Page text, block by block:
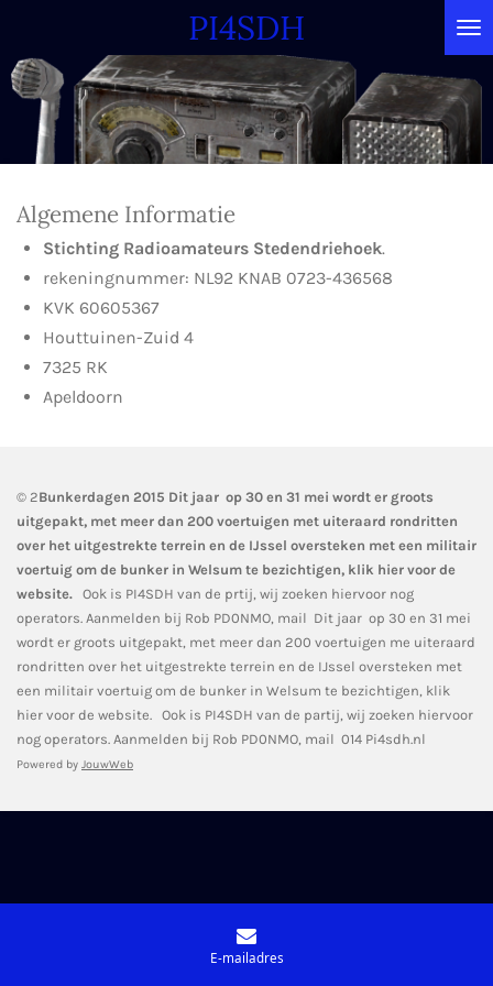
direct
naar
hoofdinhoud
PI4SDH
Algemene Informatie
Stichting Radioamateurs Stedendriehoek.
rekeningnummer: NL92 KNAB 0723-436568
KVK 60605367
Houttuinen-Zuid 4
7325 RK
Apeldoorn
© 2Bunkerdagen 2015 Dit jaar op 30 en 31 mei wordt er groots
uitgepakt, met meer dan 200 voertuigen met uiteraard rondritten
over het uitgestrekte terrein en de IJssel oversteken met een militair
voertuig om de bunker in Welsum te bezichtigen, klik hier voor de
website. Ook is PI4SDH van de prtij, wij zoeken hiervoor nog
operators. Aanmelden bij Rob PD0NMO, mail Dit jaar op 30 en 31 mei
wordt er groots uitgepakt, met meer dan 200 voertuigen me uiteraard
rondritten over het uitgestrekte terrein en de IJssel oversteken met
een militair voertuig om de bunker in Welsum te bezichtigen, klik
hier voor de website. Ook is PI4SDH van de partij, wij zoeken hiervoor
nog operators. Aanmelden bij Rob PD0NMO, mail 014 Pi4sdh.nl
Powered by JouwWeb
E-mailadres